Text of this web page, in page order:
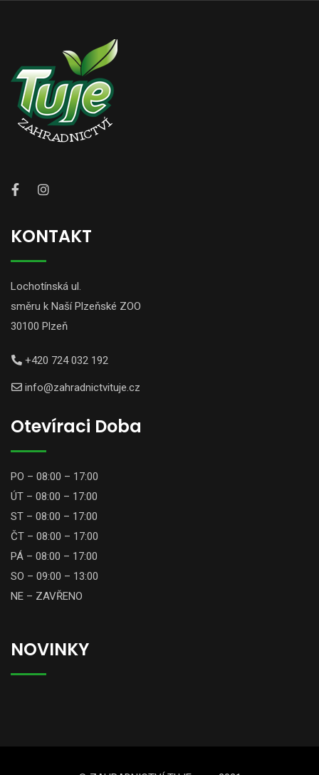
KONTAKT
Lochotínská ul.
směru k Naší Plzeňské ZOO
30100 Plzeň
+420 724 032 192
info@zahradnictvituje.cz
Otevíraci Doba
PO – 08:00 – 17:00
ÚT – 08:00 – 17:00
ST – 08:00 – 17:00
ČT – 08:00 – 17:00
PÁ – 08:00 – 17:00
SO – 09:00 – 13:00
NE – ZAVŘENO
NOVINKY